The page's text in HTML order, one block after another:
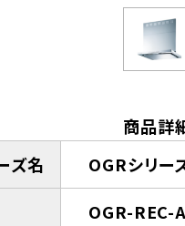
商品詳
ズ名
OGRシリー
OGR-REC-